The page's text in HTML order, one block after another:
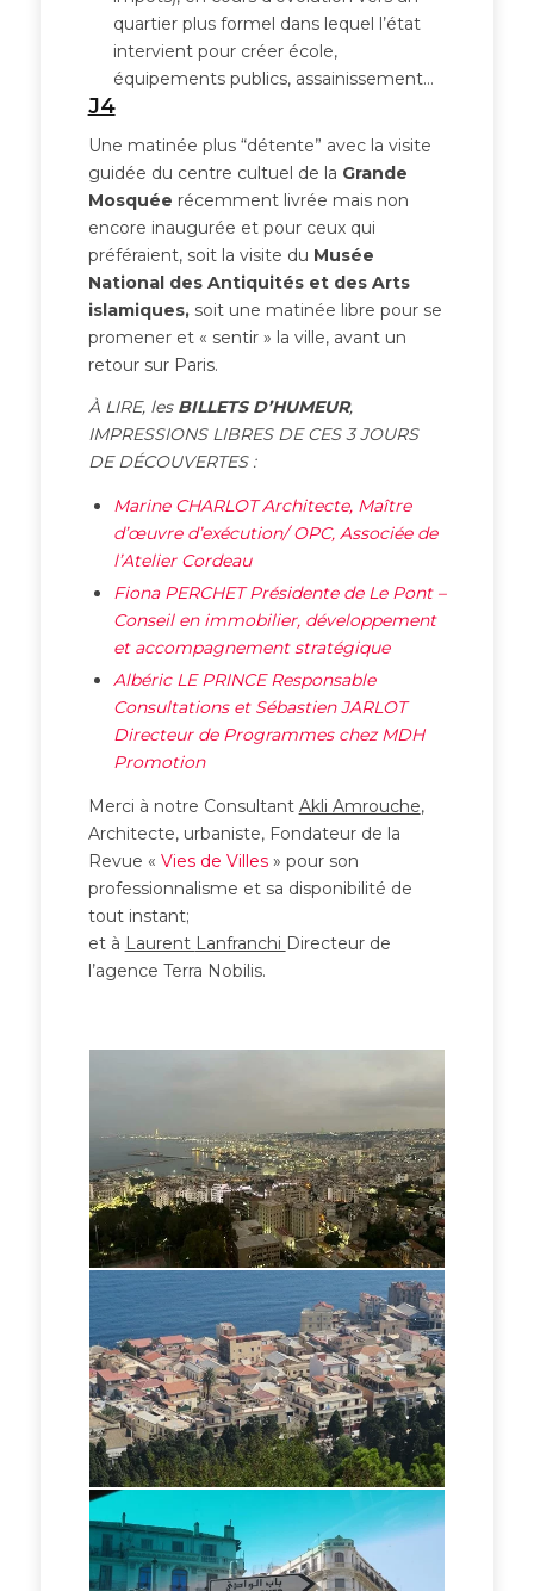
quartier plus formel dans lequel l’état
intervient pour créer école,
équipements publics, assainissement…
J4
Une matinée plus “détente” avec la visite
guidée du centre cultuel de la Grande
Mosquée récemment livrée mais non
encore inaugurée et pour ceux qui
préféraient, soit la visite du Musée
National des Antiquités et des Arts
islamiques,soit une matinée libre pour se
promener et « sentir » la ville, avant un
retour sur Paris.
À LIRE, les BILLETS D’HUMEUR,
IMPRESSIONS LIBRES DE CES 3 JOURS
DE DÉCOUVERTES :
Marine CHARLOT Architecte, Maître
d’œuvre d’exécution/ OPC, Associée de
l’Atelier Cordeau
Fiona PERCHET Présidente de Le Pont –
Conseil en immobilier, développement
et accompagnement stratégique
Albéric LE PRINCE Responsable
Consultations et Sébastien JARLOT
Directeur de Programmes chez MDH
Promotion
Merci à notre Consultant Akli Amrouche,
Architecte, urbaniste, Fondateur de la
Revue « Vies de Villes» pour son
professionnalisme et sa disponibilité de
tout instant;
et à Laurent Lanfranchi Directeur de
l’agence Terra Nobilis.